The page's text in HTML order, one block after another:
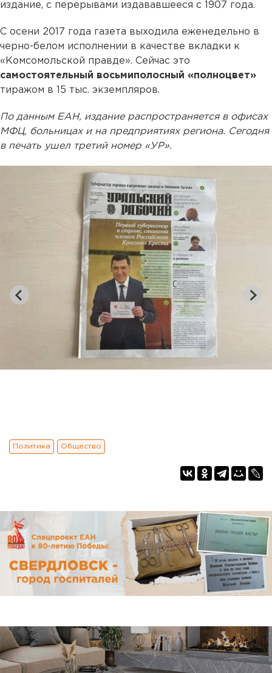
издание, с перерывами издававшееся с 1907 года.
С осени 2017 года газета выходила еженедельно в
черно-белом исполнении в качестве вкладки к
«Комсомольской правде». Сейчас это
самостоятельный восьмиполосный «полноцвет»
тиражом в 15 тыс. экземпляров.
По данным ЕАН, издание распространяется в офисах
МФЦ, больницах и на предприятиях региона. Сегодня
в печать ушел третий номер «УР».
Политика Общество